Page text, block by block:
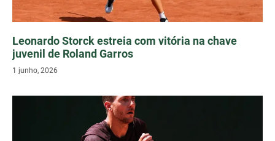
Leonardo Storck estreia com vitória na chave
juvenil de Roland Garros
1 junho, 2026